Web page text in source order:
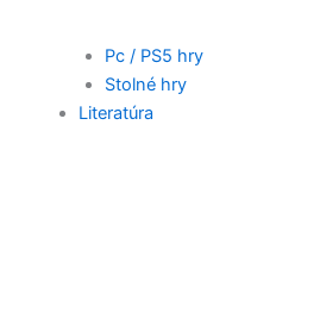
Pc / PS5 hry
Stolné hry
Literatúra